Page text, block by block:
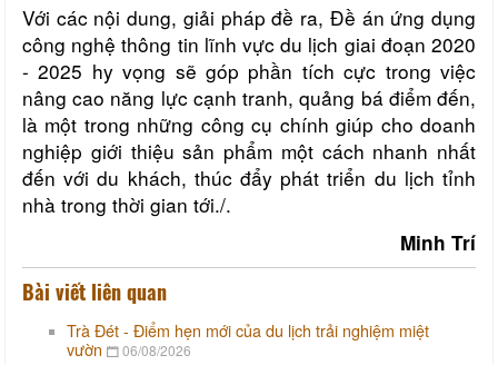
Với các nội dung, giải pháp đề ra, Đề án ứng dụng
công nghệ thông tin lĩnh vực du lịch giai đoạn 2020
- 2025 hy vọng sẽ góp phần tích cực trong việc
nâng cao năng lực cạnh tranh, quảng bá điểm đến,
là một trong những công cụ chính giúp cho doanh
nghiệp giới thiệu sản phẩm một cách nhanh nhất
đến với du khách, thúc đẩy phát triển du lịch tỉnh
nhà trong thời gian tới./.
Minh Trí
Bài viết liên quan
Trà Đét - Điểm hẹn mới của du lịch trải nghiệm miệt
vườn
06/08/2026